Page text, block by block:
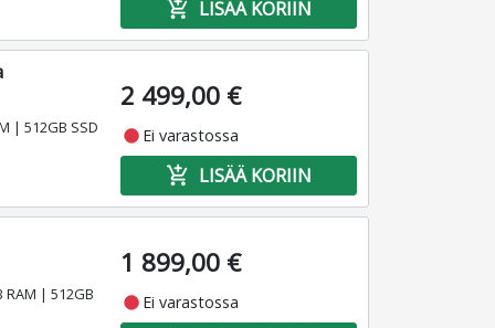
add_shopping_cart LISÄÄ KORIIN
| 512GB SSD
2 499,00 €
fiber_manual_record Ei varastossa
add_shopping_cart LISÄÄ KORIIN
| 512GB
1 899,00 €
fiber_manual_record Ei varastossa